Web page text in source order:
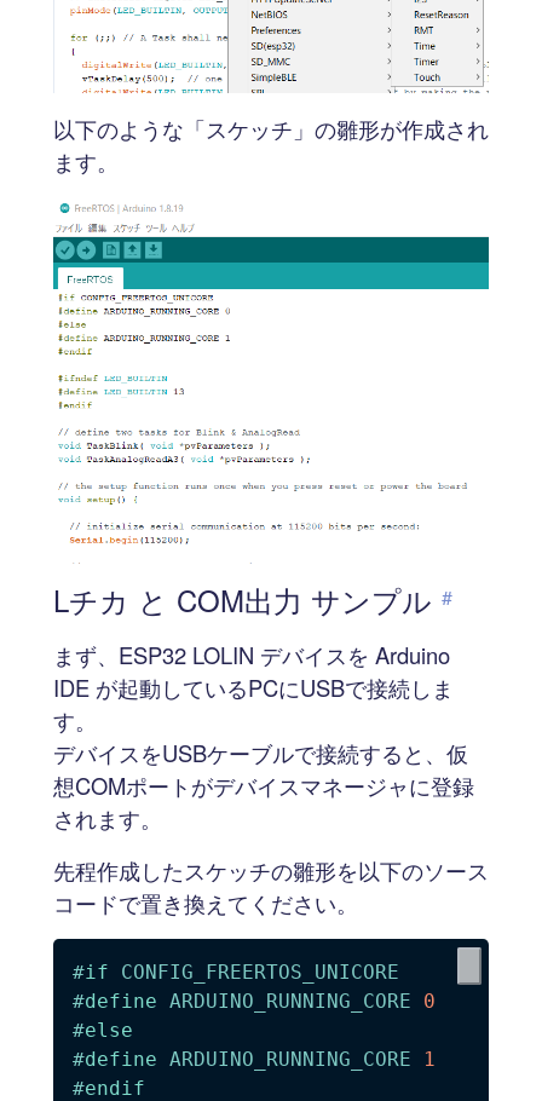
以下のような「スケッチ」の雛形が作成され
ます。
Lチカ と COM出力 サンプル #
まず、ESP32 LOLIN デバイスを Arduino
IDE が起動しているPCにUSBで接続しま
す。
デバイスをUSBケーブルで接続すると、仮
想COMポートがデバイスマネージャに登録
されます。
先程作成したスケッチの雛形を以下のソース
コードで置き換えてください。
#if
CONFIG_FREERTOS_UNICORE
#define ARDUINO_RUNNING_CORE
0
#else
#define ARDUINO_RUNNING_CORE
1
#endif